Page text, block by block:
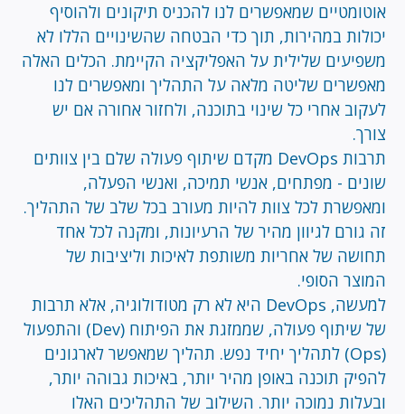
אוטומטיים שמאפשרים לנו להכניס תיקונים ולהוסיף
יכולות במהירות, תוך כדי הבטחה שהשינויים הללו לא
משפיעים שלילית על האפליקציה הקיימת. הכלים האלה
מאפשרים שליטה מלאה על התהליך ומאפשרים לנו
לעקוב אחרי כל שינוי בתוכנה, ולחזור אחורה אם יש
צורך.
תרבות DevOps מקדם שיתוף פעולה שלם בין צוותים
שונים - מפתחים, אנשי תמיכה, ואנשי הפעלה,
ומאפשרת לכל צוות להיות מעורב בכל שלב של התהליך.
זה גורם לגיוון מהיר של הרעיונות, ומקנה לכל אחד
תחושה של אחריות משותפת לאיכות וליציבות של
המוצר הסופי.
למעשה, DevOps היא לא רק מטודולוגיה, אלא תרבות
של שיתוף פעולה, שממזגת את הפיתוח (Dev) והתפעול
(Ops) לתהליך יחיד נפש. תהליך שמאפשר לארגונים
להפיק תוכנה באופן מהיר יותר, באיכות גבוהה יותר,
ובעלות נמוכה יותר. השילוב של התהליכים האלו